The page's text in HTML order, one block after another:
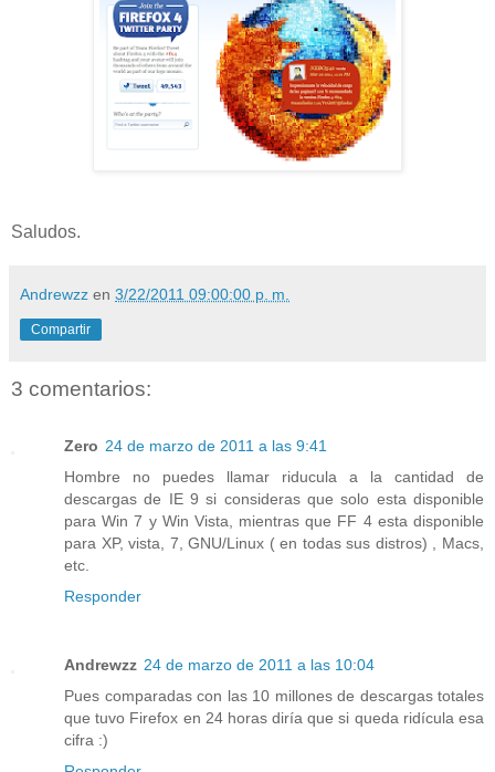
Saludos.
Andrewzz en 3/22/2011 09:00:00 p. m.
Compartir
3 comentarios:
Zero 24 de marzo de 2011 a las 9:41
Hombre no puedes llamar riducula a la cantidad de
descargas de IE 9 si consideras que solo esta disponible
para Win 7 y Win Vista, mientras que FF 4 esta disponible
para XP, vista, 7, GNU/Linux ( en todas sus distros) , Macs,
etc.
Responder
Andrewzz 24 de marzo de 2011 a las 10:04
Pues comparadas con las 10 millones de descargas totales
que tuvo Firefox en 24 horas diría que si queda ridícula esa
cifra :)